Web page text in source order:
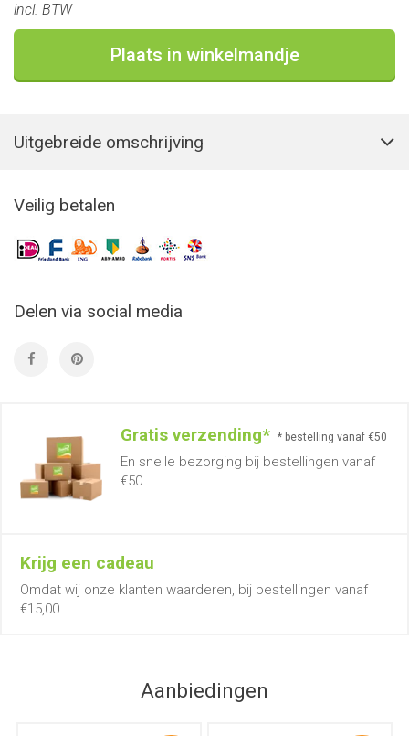
incl. BTW
Plaats in winkelmandje
Uitgebreide omschrijving
Veilig betalen
Delen via social media
Gratis verzending* * bestelling vanaf €50
En snelle bezorging bij bestellingen vanaf
€50
Krijg een cadeau
Omdat wij onze klanten waarderen, bij bestellingen vanaf
€15,00
Aanbiedingen